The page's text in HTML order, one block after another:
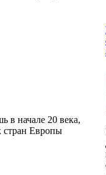
в начале 20 века,
стран Европы